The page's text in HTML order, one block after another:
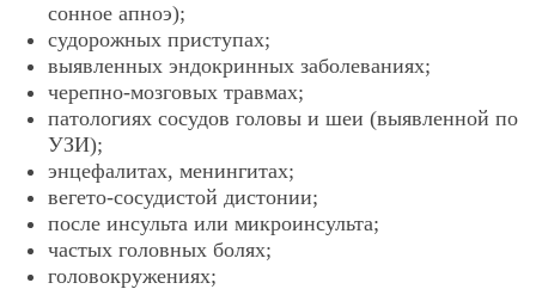
сонное апноэ);
судорожных приступах;
выявленных эндокринных заболеваниях;
черепно-мозговых травмах;
патологиях сосудов головы и шеи (выявленной по
УЗИ);
энцефалитах, менингитах;
вегето-сосудистой дистонии;
после инсульта или микроинсульта;
частых головных болях;
головокружениях;